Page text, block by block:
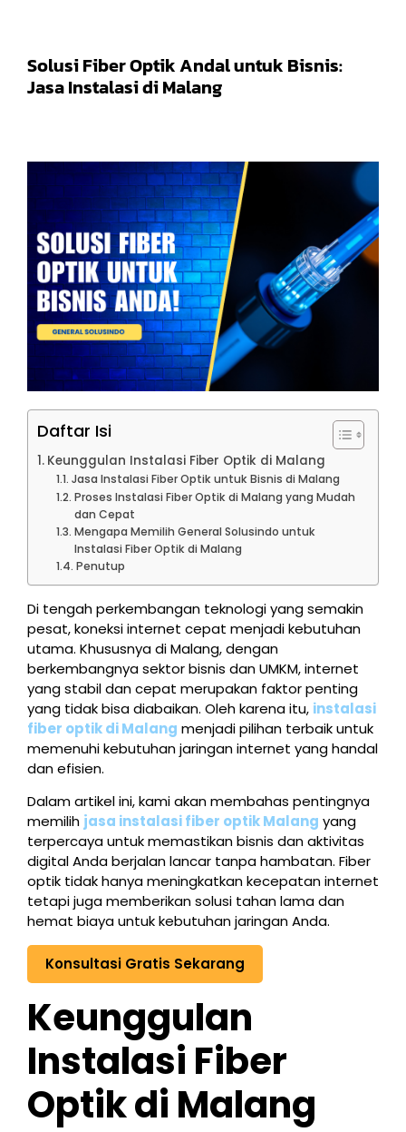
Solusi Fiber Optik Andal untuk Bisnis:
Jasa Instalasi di Malang
Daftar Isi
Keunggulan Instalasi Fiber Optik di Malang
Jasa Instalasi Fiber Optik untuk Bisnis di Malang
Proses Instalasi Fiber Optik di Malang yang Mudah
dan Cepat
Mengapa Memilih General Solusindo untuk
Instalasi Fiber Optik di Malang
Penutup
Di tengah perkembangan teknologi yang semakin
pesat, koneksi internet cepat menjadi kebutuhan
utama. Khususnya di Malang, dengan
berkembangnya sektor bisnis dan UMKM, internet
yang stabil dan cepat merupakan faktor penting
yang tidak bisa diabaikan. Oleh karena itu, instalasi
fiber optik di Malang menjadi pilihan terbaik untuk
memenuhi kebutuhan jaringan internet yang handal
dan efisien.
Dalam artikel ini, kami akan membahas pentingnya
memilih jasa instalasi fiber optik Malang yang
terpercaya untuk memastikan bisnis dan aktivitas
digital Anda berjalan lancar tanpa hambatan. Fiber
optik tidak hanya meningkatkan kecepatan internet
tetapi juga memberikan solusi tahan lama dan
hemat biaya untuk kebutuhan jaringan Anda.
Konsultasi Gratis Sekarang
Keunggulan
Instalasi Fiber
Optik di Malang